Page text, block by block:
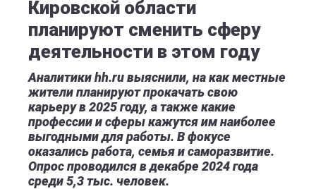
Кировской области
планируют сменить сферу
деятельности в этом году
Аналитики hh.ru выяснили, на как местные
жители планируют прокачать свою
карьеру в 2025 году, а также какие
профессии и сферы кажутся им наиболее
выгодными для работы. В фокусе
оказались работа, семья и саморазвитие.
Опрос проводился в декабре 2024 года
среди 5,3 тыс. человек.